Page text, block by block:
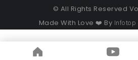
© All Rights Reserved
Made With Love ❤️ By Infotop